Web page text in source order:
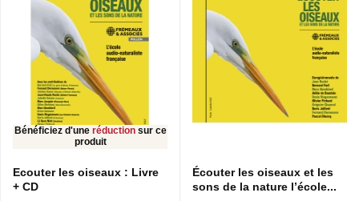
Bénéficiez d'une réduction sur ce
produit
Ecouter les oiseaux : Livre
+ CD
Écouter les oiseaux et les
sons de la nature l’école...